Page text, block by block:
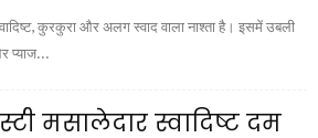
कुरकुरा और अलग स्वाद वाला नाश्ता है। इसमें उबली
प्याज...
मसालेदार स्वादिष्ट दम